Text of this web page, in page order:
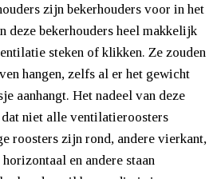
zijn bekerhouders voor in het
deze bekerhouders heel makkelijk
steken of klikken. Ze zouden
hangen, zelfs al er het gewicht
aanhangt. Het nadeel van deze
dat niet alle ventilatieroosters
roosters zijn rond, andere vierkant,
en andere staan